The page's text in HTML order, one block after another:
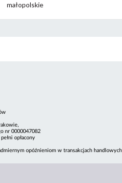
małopolskie
nr 0000047082
opłacony
opóźnieniom w transakcjach